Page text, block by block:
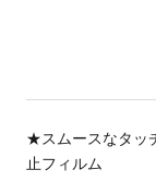
★スムースなタッ
止フィルム